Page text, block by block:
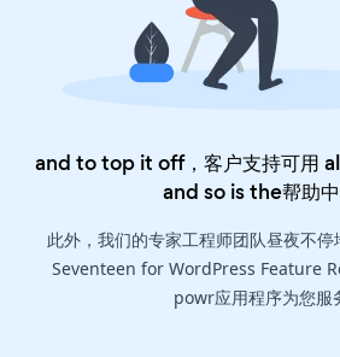
and to top it off，客户支持可用
and so is the帮助
此外，我们的专家工程师团队昼夜不
Seventeen for WordPress Feature
powr应用程序为您服